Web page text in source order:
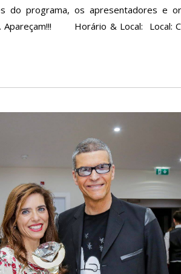
do programa, os apresentadores e
Apareçam!!! Horário & Local: Local: